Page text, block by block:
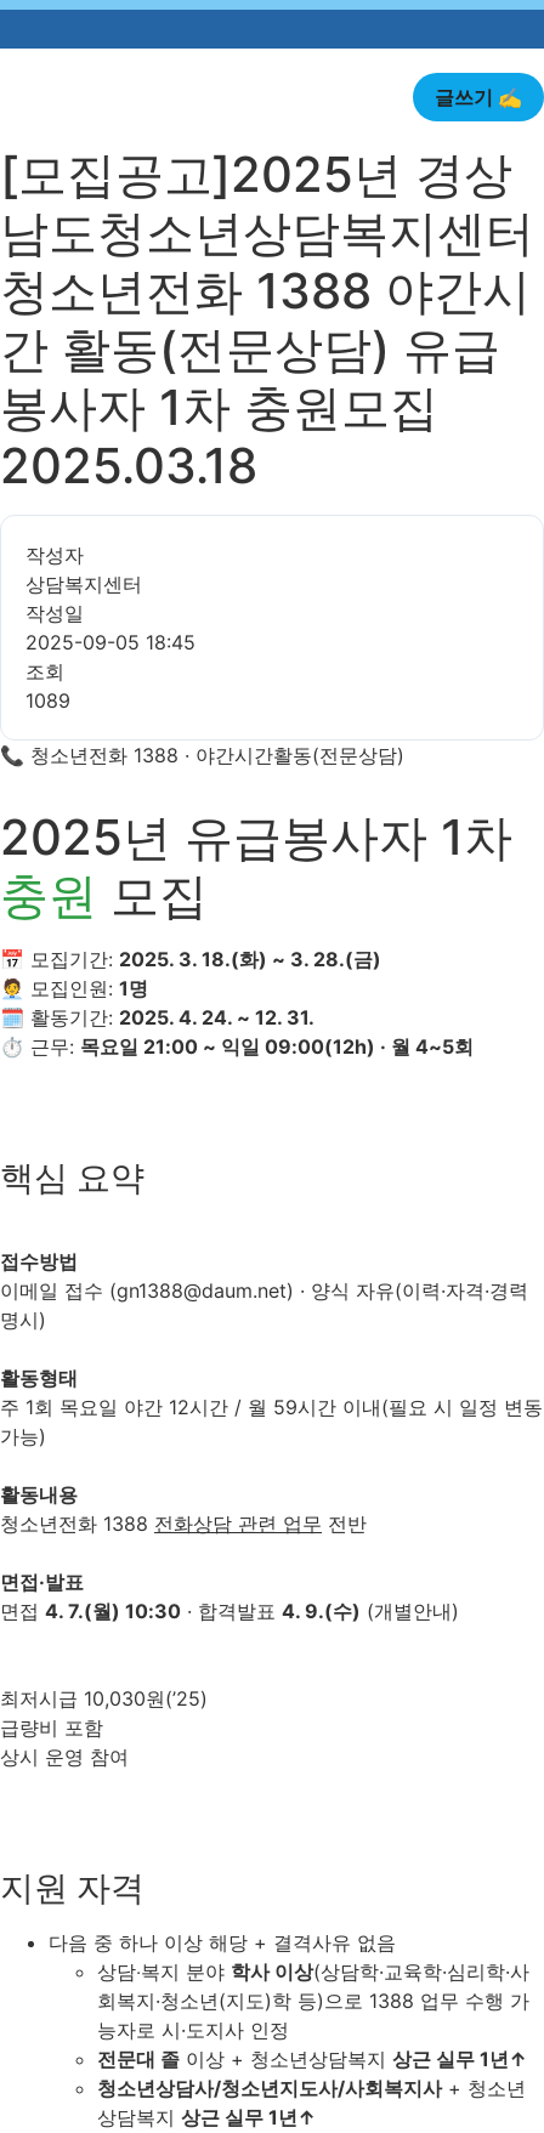
글쓰기 ✍️
[모집공고]2025년 경상
남도청소년상담복지센터
청소년전화 1388 야간시
간 활동(전문상담) 유급
봉사자 1차 충원모집
2025.03.18
작성자
상담복지센터
작성일
2025-09-05 18:45
조회
1089
📞 청소년전화 1388 · 야간시간활동(전문상담)
2025년 유급봉사자 1차
충원 모집
📅 모집기간: 2025. 3. 18.(화) ~ 3. 28.(금)
🧑‍💼 모집인원: 1명
🗓 활동기간: 2025. 4. 24. ~ 12. 31.
⏱ 근무: 목요일 21:00 ~ 익일 09:00(12h) · 월 4~5회
핵심 요약
접수방법
이메일 접수 (gn1388@daum.net) · 양식 자유(이력·자격·경력
명시)
활동형태
주 1회 목요일 야간 12시간 / 월 59시간 이내(필요 시 일정 변동
가능)
활동내용
청소년전화 1388 전화상담 관련 업무 전반
면접·발표
면접 4. 7.(월) 10:30 · 합격발표 4. 9.(수) (개별안내)
최저시급 10,030원(’25)
급량비 포함
상시 운영 참여
지원 자격
다음 중 하나 이상 해당 + 결격사유 없음
상담‧복지 분야 학사 이상(상담학·교육학·심리학·사
회복지·청소년(지도)학 등)으로 1388 업무 수행 가
능자로 시·도지사 인정
전문대 졸 이상 + 청소년상담복지 상근 실무 1년↑
청소년상담사/청소년지도사/사회복지사+ 청소년
상담복지 상근 실무 1년↑